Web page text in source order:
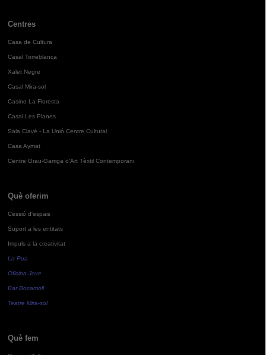
Centres
Casa de Cultura
Casal Torreblanca
Xalet Negre
Casal Mira-sol
Casino La Floresta
Casal Les Planes
Sala Clavé - La Unió Centre Cultural
Casa Aymat
Centre Grau-Garriga d'Art Tèxtil Contemporani
Què oferim
Cessió d'espais
Suport a les entitats
Impuls a la creativitat
La Pua
Oficina Jove
Bar Bocamoll
Teatre Mira-sol
Què fem